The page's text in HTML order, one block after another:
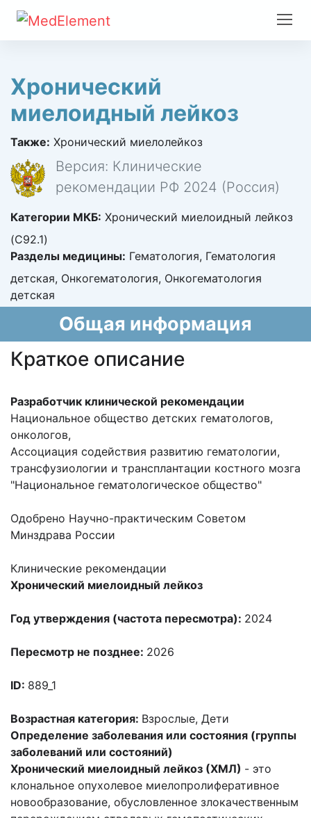
Хронический
миелоидный лейкоз
Также: Хронический миелолейкоз
Версия: Клинические
рекомендации РФ 2024 (Россия)
Категории МКБ: Хронический миелоидный лейкоз
(C92.1)
Разделы медицины: Гематология, Гематология
детская, Онкогематология, Онкогематология
детская
Общая информация
Краткое описание
Разработчик клинической рекомендации
Национальное общество детских гематологов,
онкологов,
Ассоциация содействия развитию гематологии,
трансфузиологии и трансплантации костного мозга
"Национальное гематологическое общество"
Одобрено Научно-практическим Советом
Минздрава России
Клинические рекомендации
Хронический миелоидный лейкоз
Год утверждения (частота пересмотра): 2024
Пересмотр не позднее: 2026
ID: 889_1
Возрастная категория: Взрослые, Дети
Определение заболевания или состояния (группы
заболеваний или состояний)
Хронический миелоидный лейкоз (ХМЛ) - это
клональное опухолевое миелопролиферативное
новообразование, обусловленное злокачественным